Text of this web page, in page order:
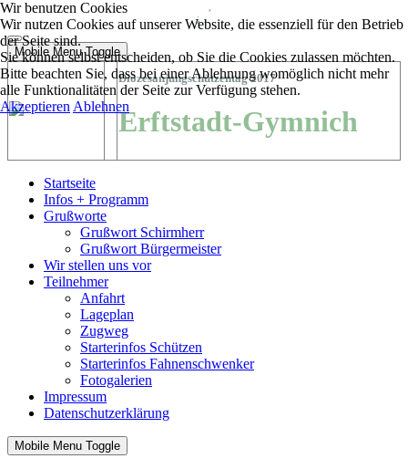
Mobile Menu Toggle
Diözesanjungschützentag 2017
Erftstadt-Gymnich
Startseite
Infos + Programm
Grußworte
Grußwort Schirmherr
Grußwort Bürgermeister
Wir stellen uns vor
Teilnehmer
Anfahrt
Lageplan
Zugweg
Starterinfos Schützen
Starterinfos Fahnenschwenker
Fotogalerien
Impressum
Datenschutzerklärung
Mobile Menu Toggle
Wir benutzen Cookies
Wir nutzen Cookies auf unserer Website, die essenziell für den Betrieb
der Seite sind.
Sie können selbst entscheiden, ob Sie die Cookies zulassen möchten.
Bitte beachten Sie, dass bei einer Ablehnung womöglich nicht mehr
alle Funktionalitäten der Seite zur Verfügung stehen.
Akzeptieren Ablehnen